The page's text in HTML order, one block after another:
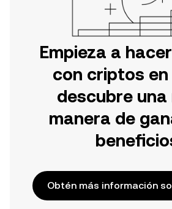
Empieza a
con criptos en
descubre una
manera de
Obtén más información